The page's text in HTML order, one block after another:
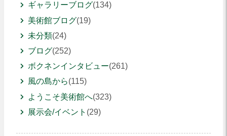
ギャラリーブログ(134)
美術館ブログ(19)
未分類(24)
ブログ(252)
ボクネンインタビュー(261)
風の島から(115)
ようこそ美術館へ(323)
展示会/イベント (29)